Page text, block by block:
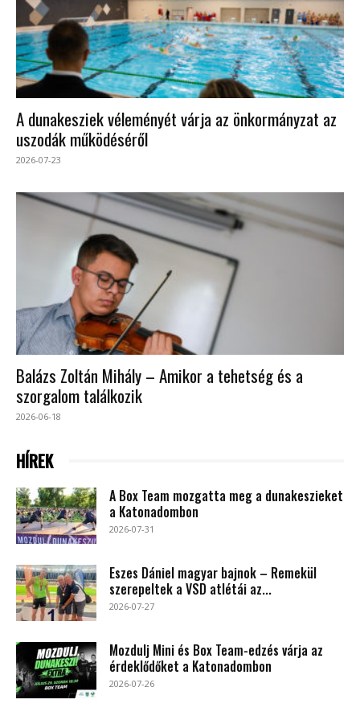
A dunakesziek véleményét várja az önkormányzat az
uszodák működéséről
2026-07-23
Balázs Zoltán Mihály – Amikor a tehetség és a
szorgalom találkozik
2026-06-18
HÍREK
A Box Team mozgatta meg a dunakeszieket
a Katonadombon
2026-07-31
Eszes Dániel magyar bajnok – Remekül
szerepeltek a VSD atlétái az...
2026-07-27
Mozdulj Mini és Box Team-edzés várja az
érdeklődőket a Katonadombon
2026-07-26